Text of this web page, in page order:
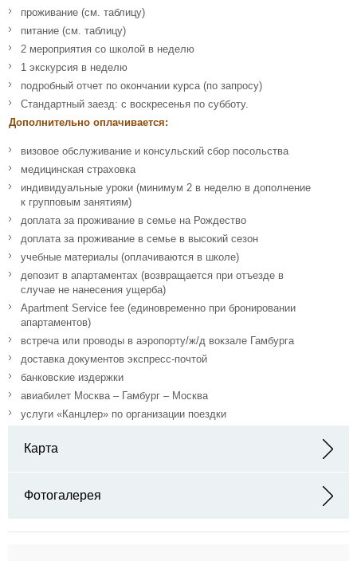
проживание (см. таблицу)
питание (см. таблицу)
2 мероприятия со школой в неделю
1 экскурсия в неделю
подробный отчет по окончании курса (по запросу)
Стандартный заезд: с воскресенья по субботу.
Дополнительно оплачивается:
визовое обслуживание и консульский сбор посольства
медицинская страховка
индивидуальные уроки (минимум 2 в неделю в дополнение
к групповым занятиям)
доплата за проживание в семье на Рождество
доплата за проживание в семье в высокий сезон
учебные материалы (оплачиваются в школе)
депозит в апартаментах (возвращается при отъезде в
случае не нанесения ущерба)
Apartment Service fee (единовременно при бронировании
апартаментов)
встреча или проводы в аэропорту/ж/д вокзале Гамбурга
доставка документов экспресс-почтой
банковские издержки
авиабилет Москва – Гамбург – Москва
услуги «Канцлер» по организации поездки
Карта
Фотогалерея